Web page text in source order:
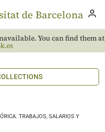
You can find them at
TRABAJOS, SALARIOS Y